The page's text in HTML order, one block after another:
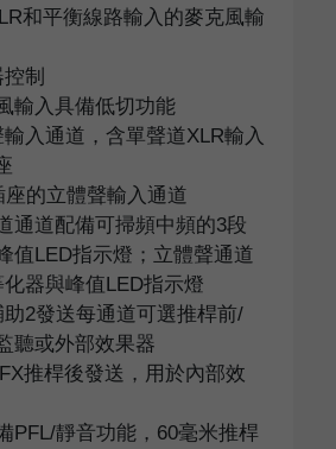
和平衡線路輸入的麥克風輸
制
輸入具備低切功能
入通道，含單聲道XLR輸入
座的立體聲輸入通道
通道配備可掃頻中頻的3段
值LED指示燈；立體聲通道
器與峰值LED指示燈
2發送每通道可選推桿前/
聽或外部效果器
推桿後發送，用於內部效
PFL/靜音功能，60毫米推桿